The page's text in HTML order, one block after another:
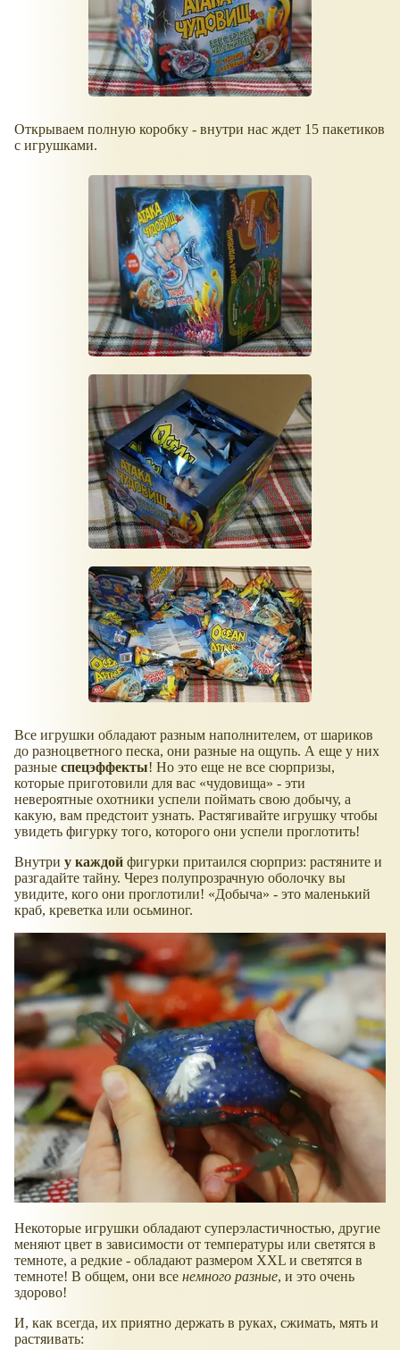
Открываем полную коробку - внутри нас ждет 15 пакетиков
с игрушками.
Все игрушки обладают разным наполнителем, от шариков
до разноцветного песка, они разные на ощупь. А еще у них
разные спецэффекты! Но это еще не все сюрпризы,
которые приготовили для вас
чудовища
- эти
невероятные охотники успели поймать свою добычу, а
какую, вам предстоит узнать. Растягивайте игрушку чтобы
увидеть фигурку того, которого они успели проглотить!
Внутри у каждой фигурки притаился сюрприз: растяните и
разгадайте тайну. Через полупрозрачную оболочку вы
увидите, кого они проглотили!
Добыча
- это маленький
краб, креветка или осьминог.
Некоторые игрушки обладают суперэластичностью, другие
меняют цвет в зависимости от температуры или светятся в
темноте, а редкие - обладают размером XXL и светятся в
темноте! В общем, они все немного разные, и это очень
здорово!
И, как всегда, их приятно держать в руках, сжимать, мять и
растяивать: